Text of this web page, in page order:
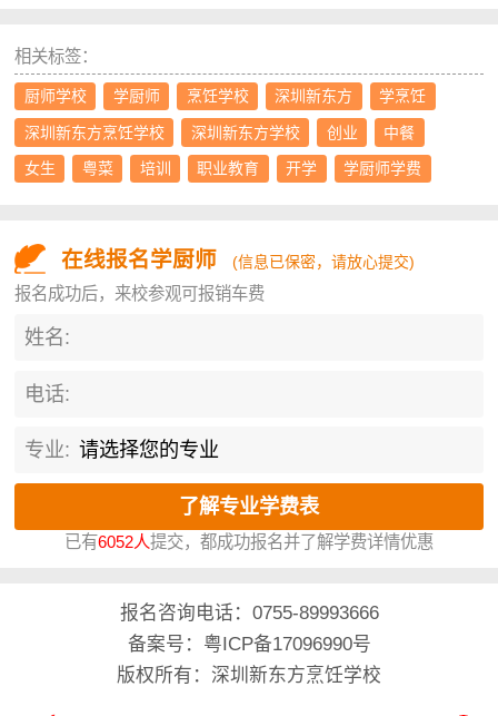
相关标签：
厨师学校 学厨师 烹饪学校 深圳新东方 学烹饪
深圳新东方烹饪学校 深圳新东方学校 创业 中餐
女生 粤菜 培训 职业教育 开学 学厨师学费
在线报名学厨师 (信息已保密，请放心提交)
报名成功后，来校参观可报销车费
姓名:
电话:
专业:
已有6052人提交，都成功报名并了解学费详情优惠
报名咨询电话： 0755-89993666
备案号：粤ICP备17096990号
版权所有：深圳新东方烹饪学校